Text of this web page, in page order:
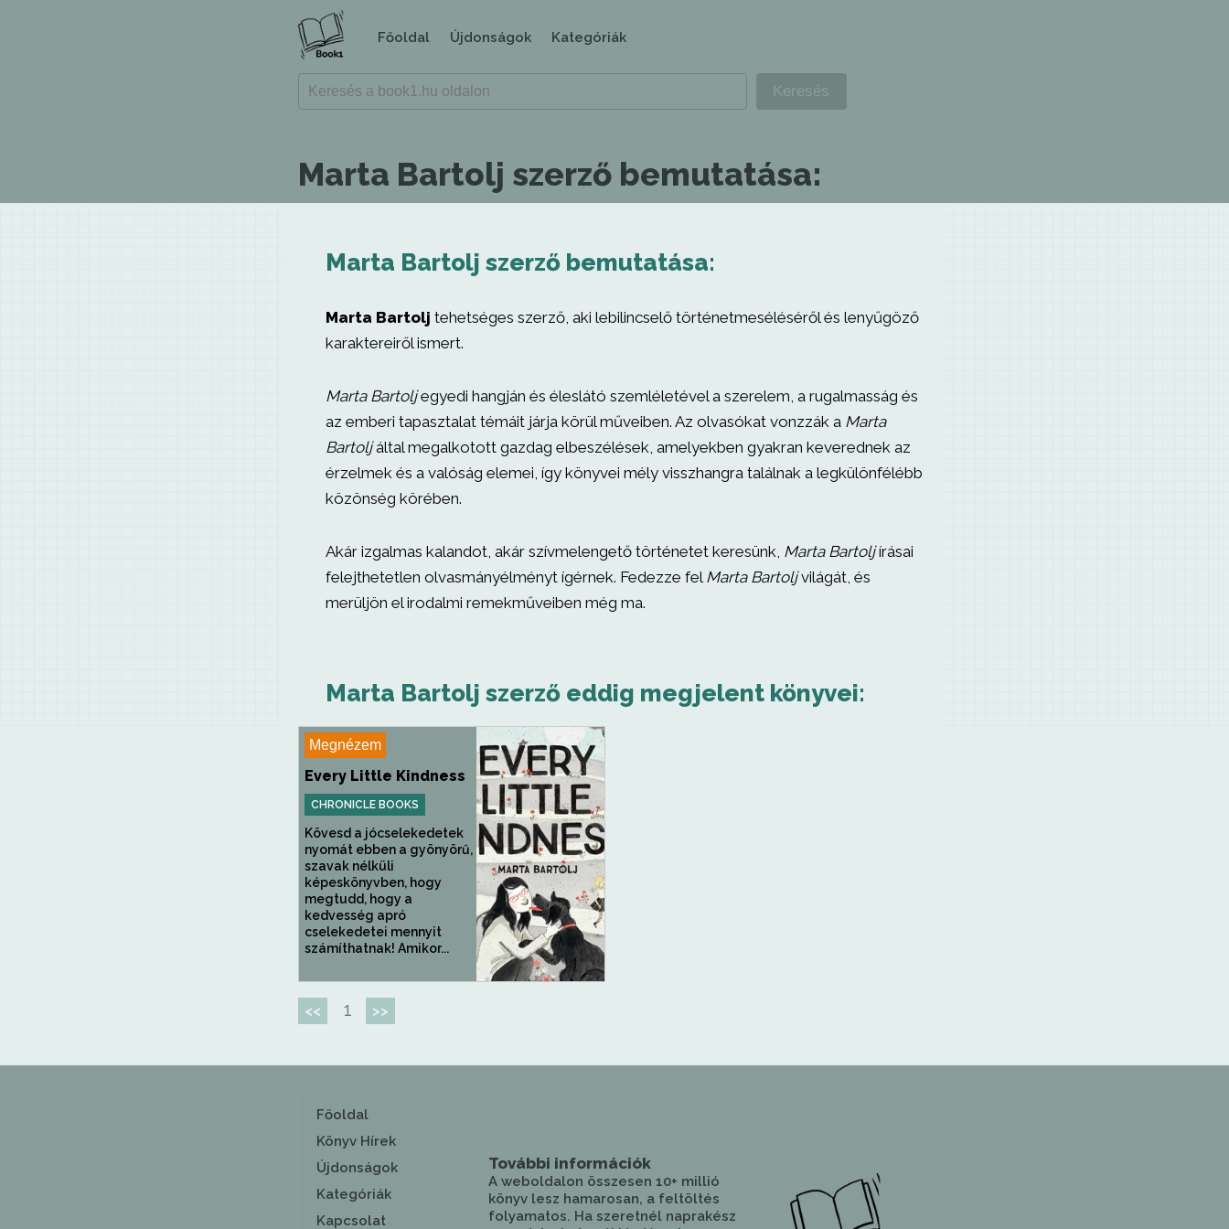
Főoldal Újdonságok Kategóriák
Marta Bartolj szerző bemutatása:
Marta Bartolj szerző bemutatása:
Marta Bartolj tehetséges szerző, aki lebilincselő történetmeséléséről és lenyűgöző
karaktereiről ismert.
Marta Bartoljegyedi hangján és éleslátó szemléletével a szerelem, a rugalmasság és
az emberi tapasztalat témáit járja körül műveiben. Az olvasókat vonzzák a Marta
Bartoljáltal megalkotott gazdag elbeszélések, amelyekben gyakran keverednek az
érzelmek és a valóság elemei, így könyvei mély visszhangra találnak a legkülönfélébb
közönség körében.
Akár izgalmas kalandot, akár szívmelengető történetet keresünk, Marta Bartoljírásai
felejthetetlen olvasmányélményt ígérnek. Fedezze fel Marta Bartoljvilágát, és
merüljön el irodalmi remekműveiben még ma.
Marta Bartolj szerző eddig megjelent könyvei:
Megnézem
Every Little Kindness
CHRONICLE BOOKS
Kövesd a jócselekedetek
nyomát ebben a gyönyörű,
szavak nélküli
képeskönyvben, hogy
megtudd, hogy a
kedvesség apró
cselekedetei mennyit
számíthatnak! Amikor...
<< 1 >>
Főoldal
Könyv Hírek
Újdonságok
Kategóriák
Kapcsolat
További információk
A weboldalon összesen 10+ millió
könyv lesz hamarosan, a feltöltés
folyamatos. Ha szeretnél naprakész